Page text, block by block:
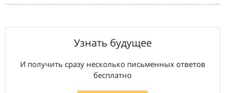
Узнать будущее
И получить сразу несколько письменных ответов
бесплатно